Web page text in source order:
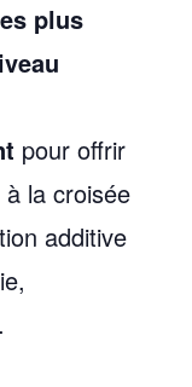
plus
pour offrir
à la croisée
additive